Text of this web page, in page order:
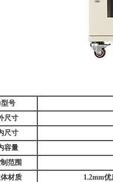
号
尺寸
尺寸
容量
范围
材质
1.2mm